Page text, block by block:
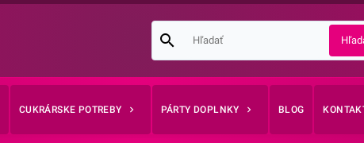
CUKRÁRSKE POTREBY PÁRTY DOPLNKY BLOG